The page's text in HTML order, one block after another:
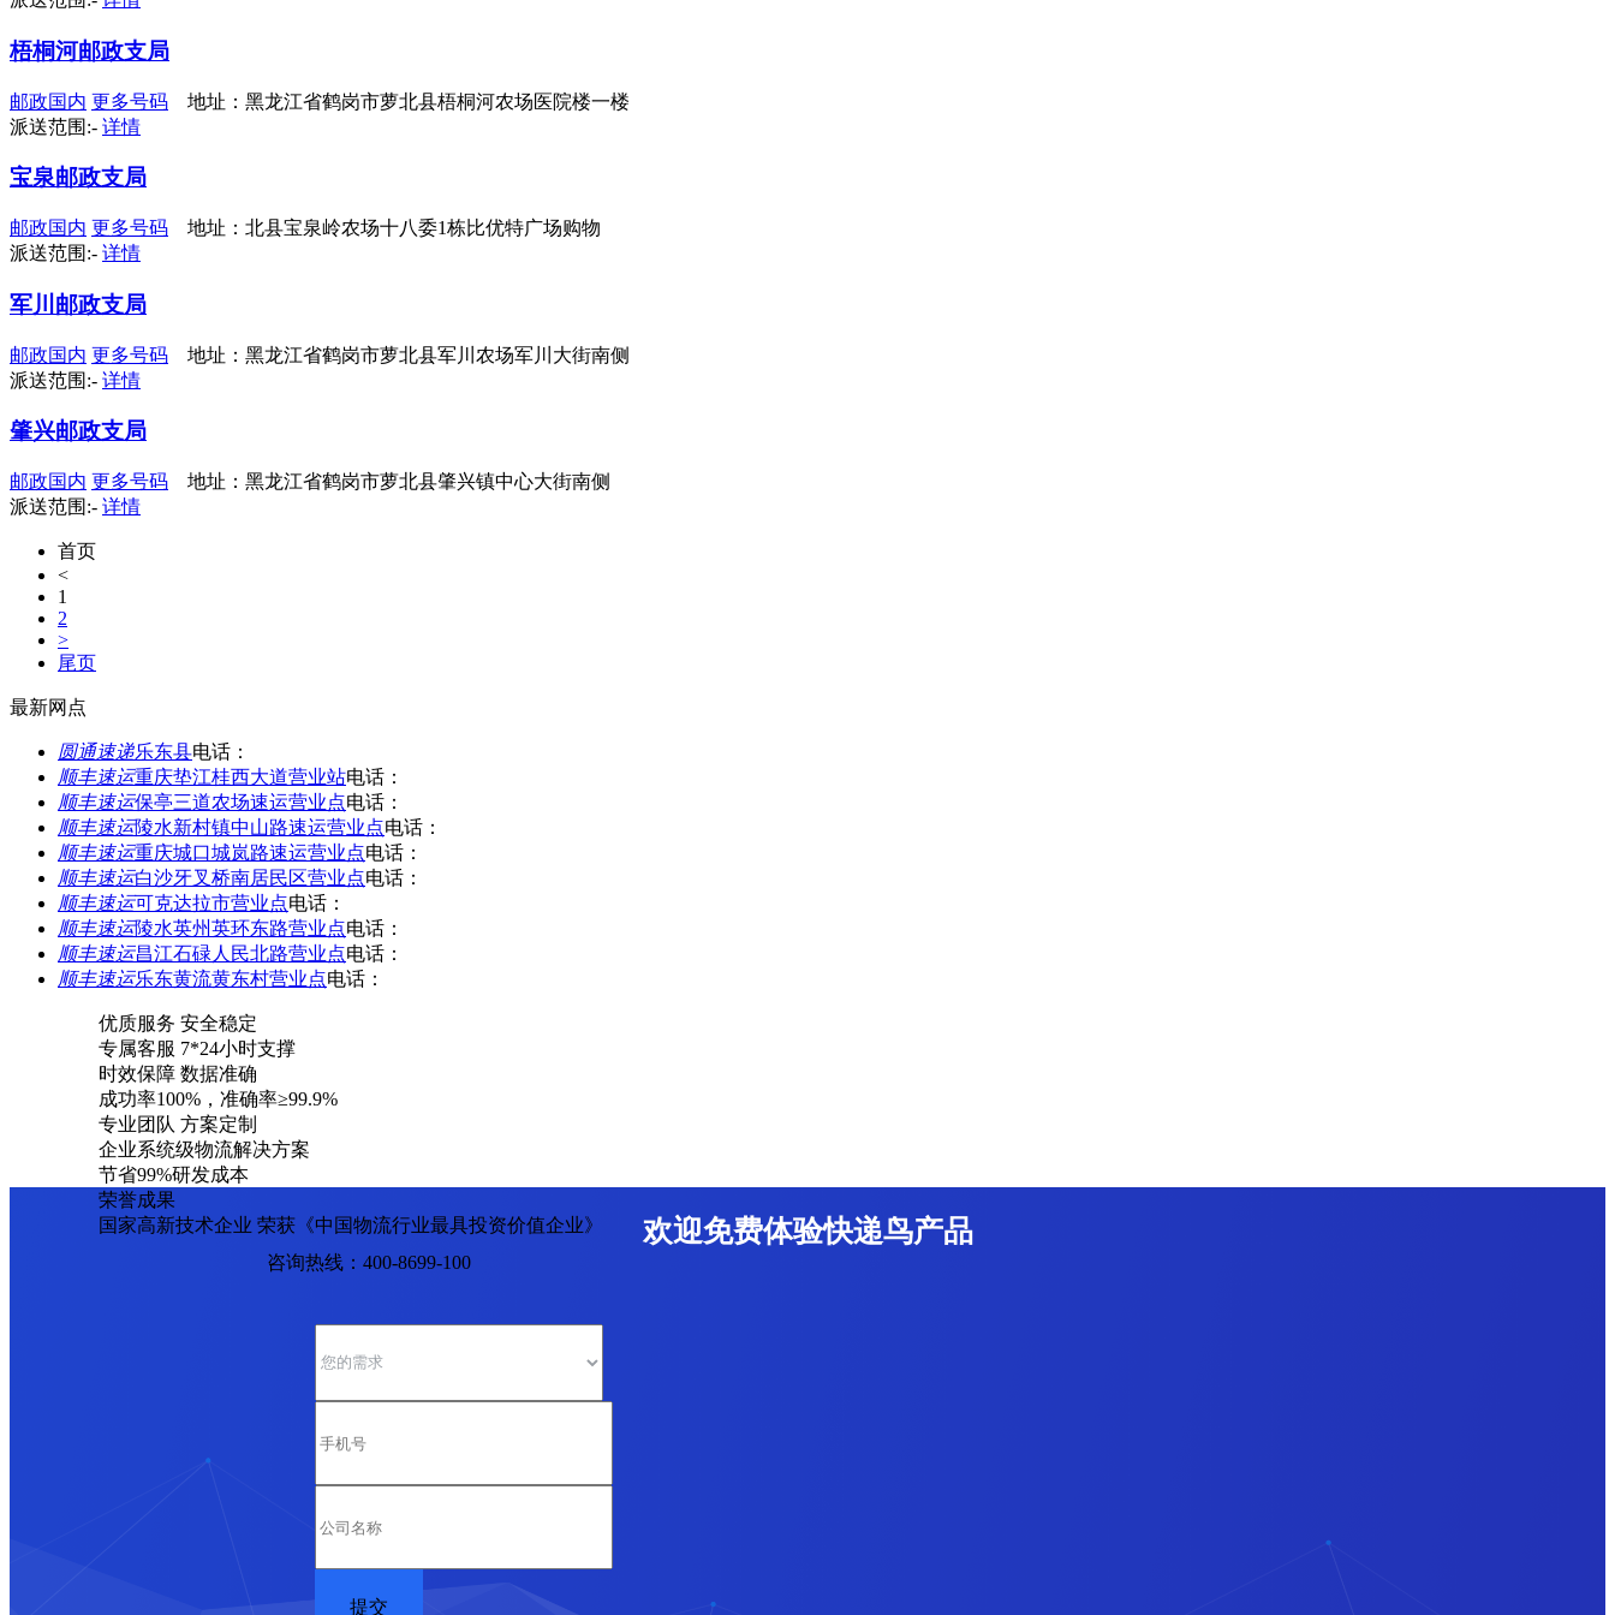
梧桐河邮政支局
邮政国内 更多号码 地址：黑龙江省鹤岗市萝北县梧桐河农场医院楼一楼
派送范围:- 详情
宝泉邮政支局
邮政国内 更多号码 地址：北县宝泉岭农场十八委1栋比优特广场购物
派送范围:- 详情
军川邮政支局
邮政国内 更多号码 地址：黑龙江省鹤岗市萝北县军川农场军川大街南侧
派送范围:- 详情
肇兴邮政支局
邮政国内 更多号码 地址：黑龙江省鹤岗市萝北县肇兴镇中心大街南侧
派送范围:- 详情
首页
<
1
2
>
尾页
最新网点
圆通速递乐东县电话：
顺丰速运重庆垫江桂西大道营业站电话：
顺丰速运保亭三道农场速运营业点电话：
顺丰速运陵水新村镇中山路速运营业点电话：
顺丰速运重庆城口城岚路速运营业点电话：
顺丰速运白沙牙叉桥南居民区营业点电话：
顺丰速运可克达拉市营业点电话：
顺丰速运陵水英州英环东路营业点电话：
顺丰速运昌江石碌人民北路营业点电话：
顺丰速运乐东黄流黄东村营业点电话：
优质服务 安全稳定
专属客服 7*24小时支撑
时效保障 数据准确
成功率100%，准确率≥99.9%
专业团队 方案定制
企业系统级物流解决方案
节省99%研发成本
荣誉成果
国家高新技术企业 荣获《中国物流行业最具投资价值企业》
欢迎免费体验快递鸟产品
咨询热线：400-8699-100